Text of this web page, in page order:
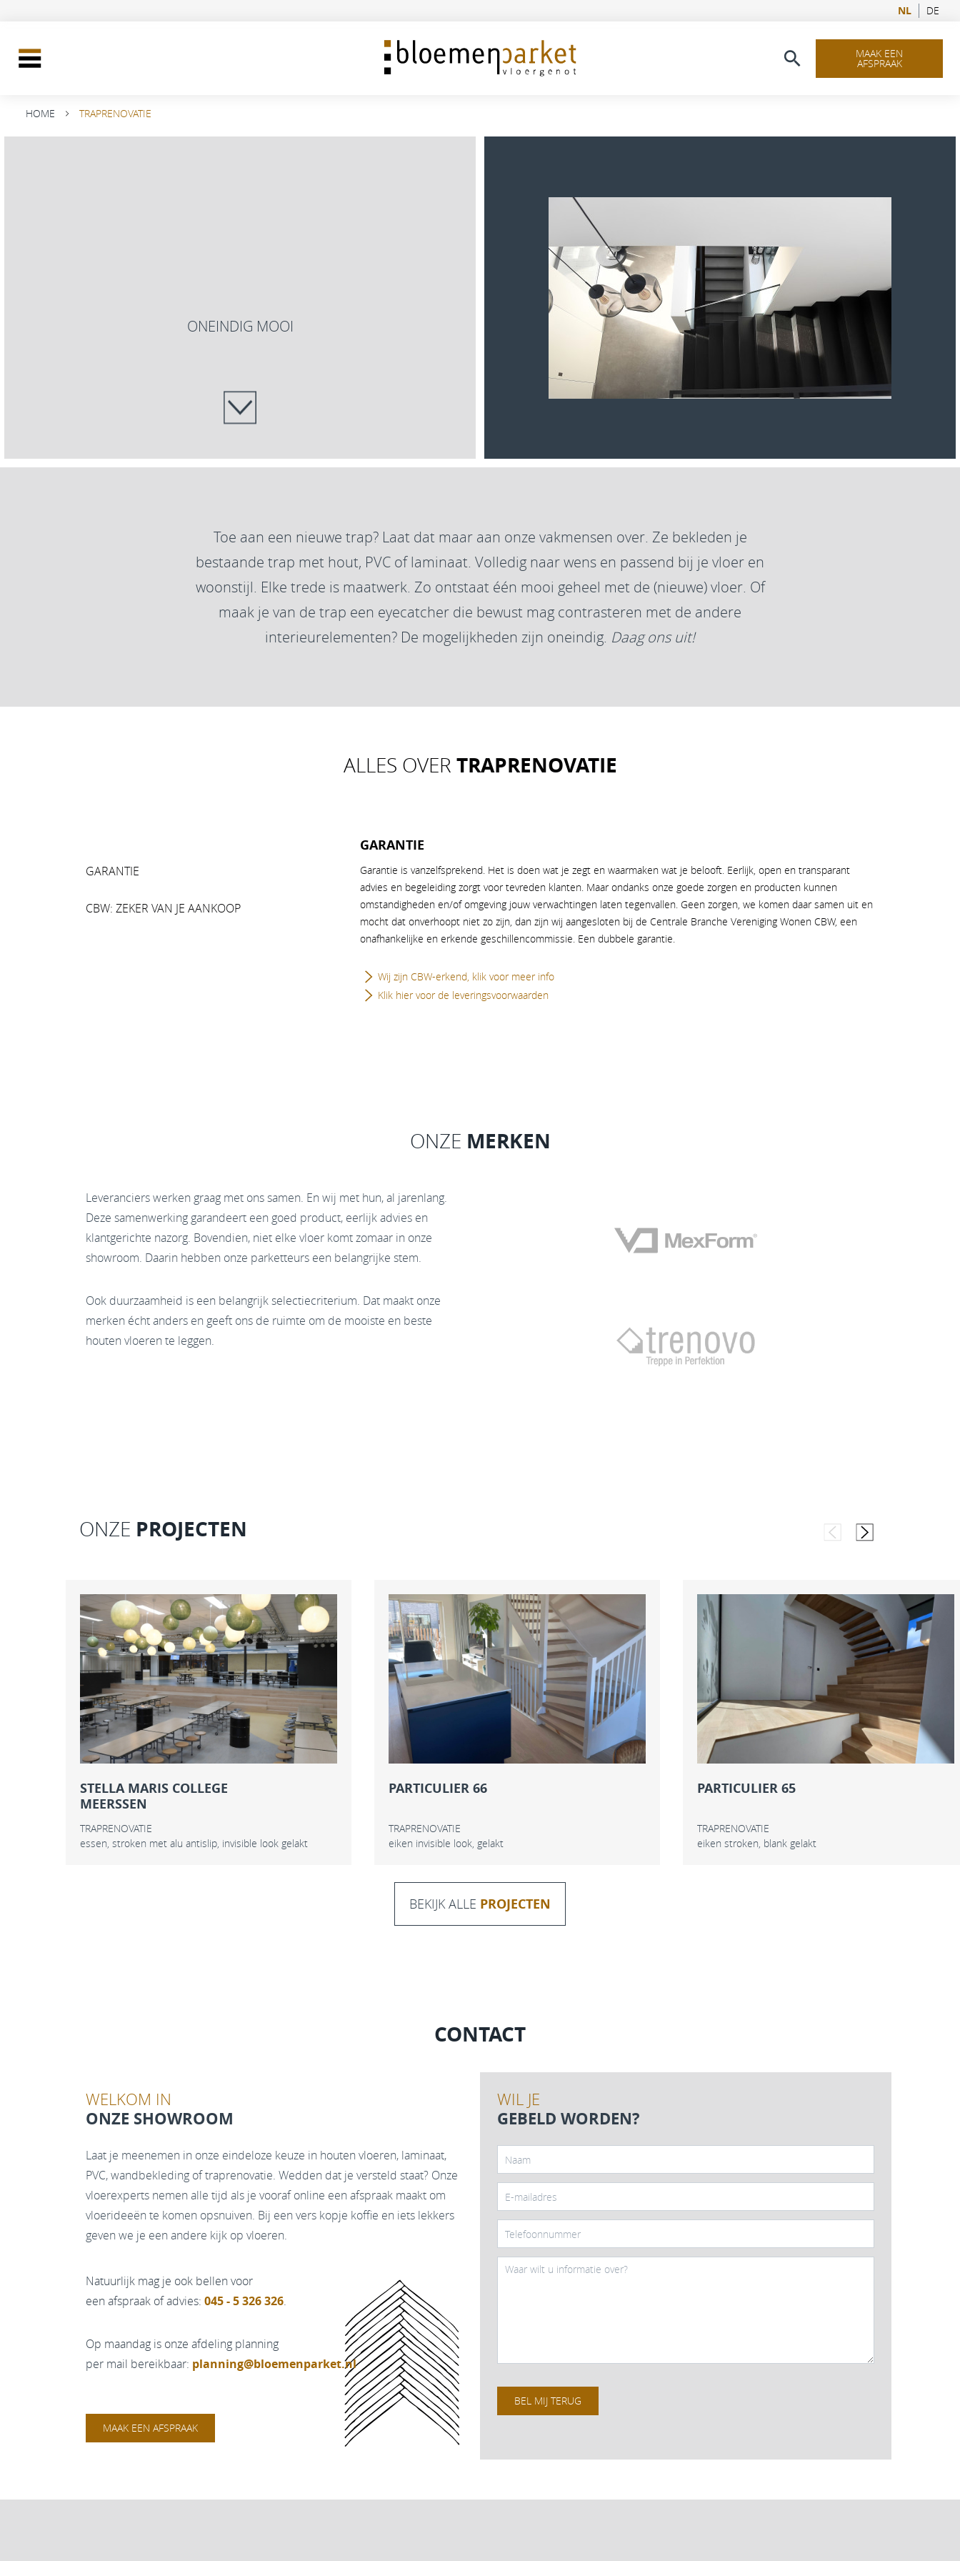
NL DE
MAAK EEN
AFSPRAAK
HOME TRAPRENOVATIE
ONEINDIG MOOI
Toe aan een nieuwe trap? Laat dat maar aan onze vakmensen over. Ze bekleden je
bestaande trap met hout, PVC of laminaat. Volledig naar wens en passend bij je vloer en
woonstijl. Elke trede is maatwerk. Zo ontstaat één mooi geheel met de (nieuwe) vloer. Of
maak je van de trap een eyecatcher die bewust mag contrasteren met de andere
interieurelementen? De mogelijkheden zijn oneindig. Daag ons uit!
ALLES OVER TRAPRENOVATIE
GARANTIE
CBW: ZEKER VAN JE AANKOOP
GARANTIE
Garantie is vanzelfsprekend. Het is doen wat je zegt en waarmaken wat je belooft. Eerlijk, open en transparant
advies en begeleiding zorgt voor tevreden klanten. Maar ondanks onze goede zorgen en producten kunnen
omstandigheden en/of omgeving jouw verwachtingen laten tegenvallen. Geen zorgen, we komen daar samen uit en
mocht dat onverhoopt niet zo zijn, dan zijn wij aangesloten bij de Centrale Branche Vereniging Wonen CBW, een
onafhankelijke en erkende geschillencommissie. Een dubbele garantie.
Wij zijn CBW-erkend, klik voor meer info
Klik hier voor de leveringsvoorwaarden
ONZE MERKEN
Leveranciers werken graag met ons samen. En wij met hun, al jarenlang.
Deze samenwerking garandeert een goed product, eerlijk advies en
klantgerichte nazorg. Bovendien, niet elke vloer komt zomaar in onze
showroom. Daarin hebben onze parketteurs een belangrijke stem.
Ook duurzaamheid is een belangrijk selectiecriterium. Dat maakt onze
merken écht anders en geeft ons de ruimte om de mooiste en beste
houten vloeren te leggen.
ONZE PROJECTEN
STELLA MARIS COLLEGE
MEERSSEN
TRAPRENOVATIE
essen, stroken met alu antislip, invisible look gelakt
PARTICULIER 66
TRAPRENOVATIE
eiken invisible look, gelakt
PARTICULIER 65
TRAPRENOVATIE
eiken stroken, blank gelakt
BEKIJK ALLE PROJECTEN
CONTACT
WELKOM IN
ONZE SHOWROOM
Laat je meenemen in onze eindeloze keuze in houten vloeren, laminaat,
PVC, wandbekleding of traprenovatie. Wedden dat je versteld staat? Onze
vloerexperts nemen alle tijd als je vooraf online een afspraak maakt om
vloerideeën te komen opsnuiven. Bij een vers kopje koffie en iets lekkers
geven we je een andere kijk op vloeren.
Natuurlijk mag je ook bellen voor
een afspraak of advies: 045 - 5 326 326.
Op maandag is onze afdeling planning
per mail bereikbaar: planning@bloemenparket.nl
MAAK EEN AFSPRAAK
WIL JE
GEBELD WORDEN?
BEL MIJ TERUG